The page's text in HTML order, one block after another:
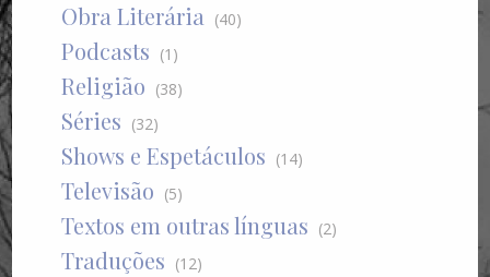
Obra Literária (40)
Podcasts (1)
Religião (38)
Séries (32)
Shows e Espetáculos (14)
Televisão (5)
Textos em outras línguas (2)
Traduções (12)